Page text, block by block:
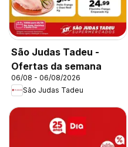
São Judas Tadeu -
Ofertas da semana
06/08 - 06/08/2026
São Judas Tadeu